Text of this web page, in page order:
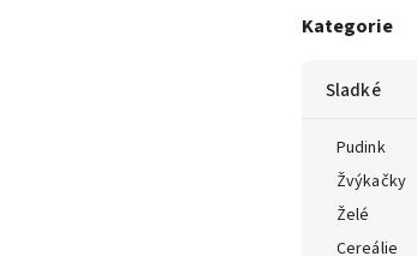
Kategorie
Sladké
Pudink
Žvýkačky
Želé
Cereálie